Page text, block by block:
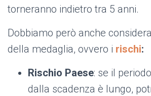
torneranno indietro tra 5 anni.
Dobbiamo però anche
della medaglia, ovvero i rischi:
Rischio Paese: se il
dalla scadenza è lungo,